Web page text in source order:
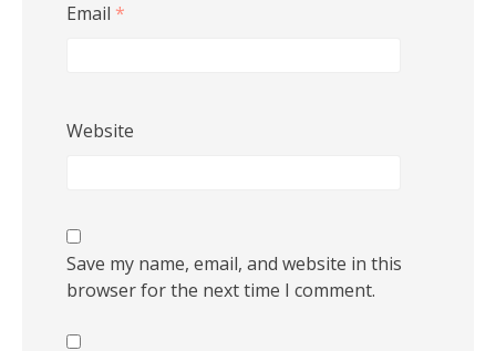
Email *
Website
Save my name, email, and website in this
browser for the next time I comment.